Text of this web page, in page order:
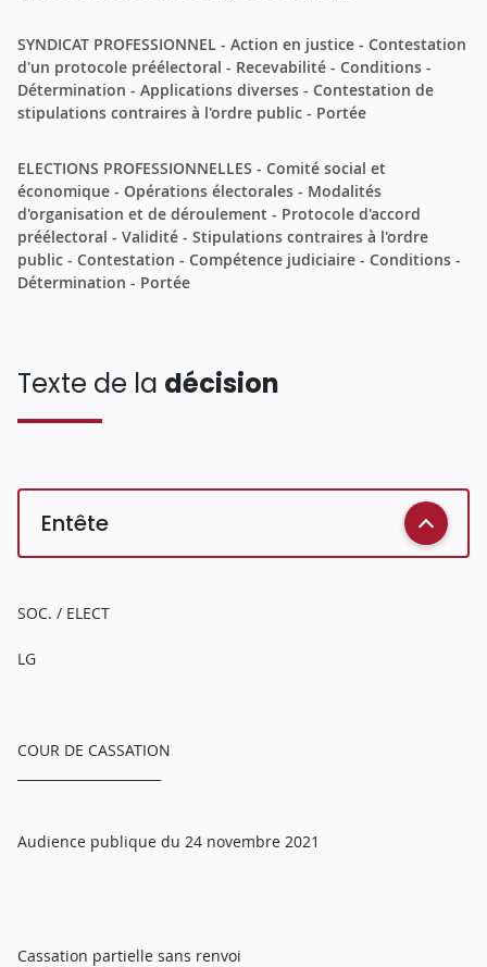
SYNDICAT PROFESSIONNEL - Action en justice - Contestation
d'un protocole préélectoral - Recevabilité - Conditions -
Détermination - Applications diverses - Contestation de
stipulations contraires à l'ordre public - Portée
ELECTIONS PROFESSIONNELLES - Comité social et
économique - Opérations électorales - Modalités
d'organisation et de déroulement - Protocole d'accord
préélectoral - Validité - Stipulations contraires à l'ordre
public - Contestation - Compétence judiciaire - Conditions -
Détermination - Portée
Texte de la décision
Entête
SOC. / ELECT
LG
COUR DE CASSATION
Audience publique du 24 novembre 2021
Cassation partielle sans renvoi